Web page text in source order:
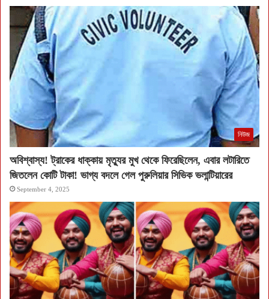
নিউজ
অবিশ্বাস্য! ট্রাকের ধাক্কায় মৃত্যুর মুখ থেকে ফিরেছিলেন, এবার লটারিতে
জিতলেন কোটি টাকা! ভাগ্য বদলে গেল পুরুলিয়ার সিভিক ভলান্টিয়ারের
September 4, 2025